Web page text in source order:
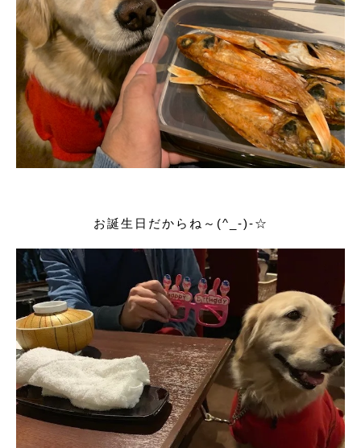
お誕生日だからね～(^_-)-☆